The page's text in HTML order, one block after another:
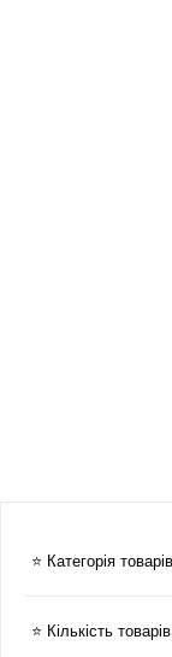
⭐ Категорія товарів
⭐ Кількість